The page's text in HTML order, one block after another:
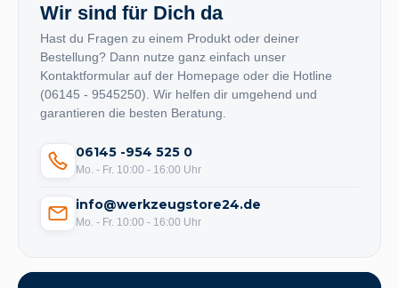
Wir sind für Dich da
Hast du Fragen zu einem Produkt oder deiner
Bestellung? Dann nutze ganz einfach unser
Kontaktformular auf der Homepage oder die Hotline
(06145 - 9545250). Wir helfen dir umgehend und
garantieren die besten Beratung.
06145 -954 525 0
Mo. - Fr. 10:00 - 16:00 Uhr
info@werkzeugstore24.de
Mo. - Fr. 10:00 - 16:00 Uhr